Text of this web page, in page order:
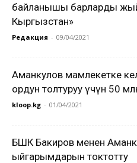
байланышы барларды
Кыргызстан»
Редакция - 09/04/2021
Аманкулов мамлекетке
ордун толтуруу үчүн 50
kloop.kg - 01/04/2021
БШК Бакиров менен
ыйгарымдарын токтотту